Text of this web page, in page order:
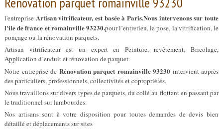
l'entreprise Artisan vitrificateur, est basée à Paris.Nous intervenons sur toute
l'ile de france et romainville 93230.pour l’entretien, la pose, la vitrification, le
ponçage ou la rénovation parquets.
Artisan vitrificateur est un expert en Peinture, revêtement, Bricolage,
Application d’enduit et rénovation de parquet.
Notre entreprise de Rénovation parquet romainville 93230 intervient auprès
des particuliers, professionnels, collectivités et copropriétés.
Nous travaillons sur divers types de parquets, du collé au flottant en passant par
le traditionnel sur lambourdes.
Nos artisans sont à votre disposition pour toutes demandes de devis bien
détaillé et déplacements sur sites